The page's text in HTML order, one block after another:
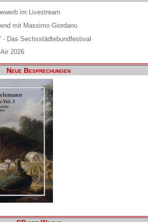
im Livestream
mit Massimo Giordano
- Das Sechsstädtebundfestival
2026
Neue Besprechungen